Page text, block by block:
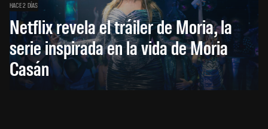
HACE 2 DÍAS
Netflix revela el tráiler de Moria, la
serie inspirada en la vida de Moria
Casán